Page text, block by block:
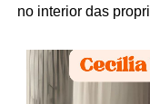
no interior das